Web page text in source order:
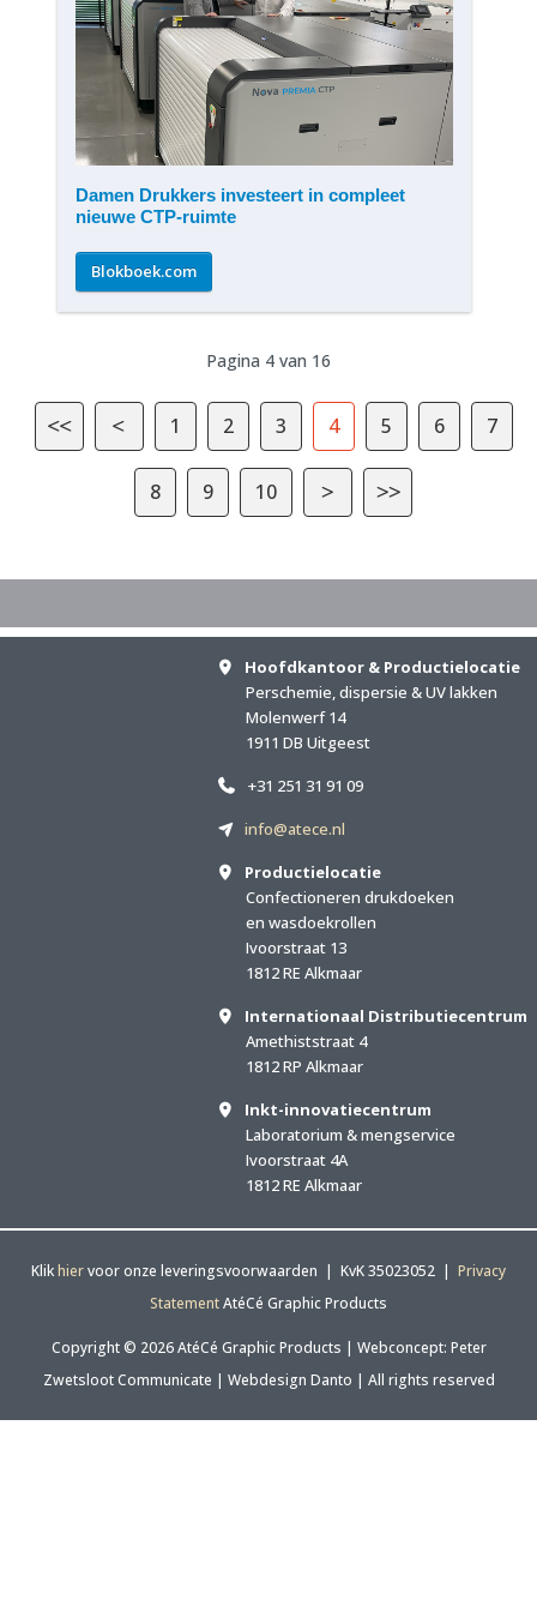
Damen Drukkers investeert in compleet
nieuwe CTP-ruimte
Blokboek.com
Pagina 4 van 16
1 2 3 4 5 6 7
8 9 10
Hoofdkantoor & Productielocatie
Perschemie, dispersie & UV lakken
Molenwerf 14
1911 DB Uitgeest
+31 251 31 91 09
info@atece.nl
Productielocatie
Confectioneren drukdoeken
en wasdoekrollen
Ivoorstraat 13
1812 RE Alkmaar
Internationaal Distributiecentrum
Amethiststraat 4
1812 RP Alkmaar
Inkt-innovatiecentrum
Laboratorium & mengservice
Ivoorstraat 4A
1812 RE Alkmaar
Klikhiervoor onze leveringsvoorwaarden | KvK 35023052 | Privacy
StatementAtéCé Graphic Products
Copyright © 2026 AtéCé Graphic Products | Webconcept: Peter
Zwetsloot Communicate | Webdesign Danto | All rights reserved